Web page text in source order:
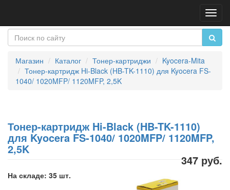
Магазин Каталог Тонер-картриджи
Kyocera-Mita
Тонер-картридж Hi-Black (HB-TK-1110) для Kyocera FS-
1040/ 1020MFP/ 1120MFP, 2,5K
Тонер-картридж Hi-Black (HB-TK-1110)
для Kyocera FS-1040/ 1020MFP/ 1120MFP,
2,5K
347 руб.
На складе: 35 шт.